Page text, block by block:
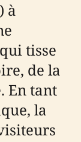
à
tisse
de la
En tant
la